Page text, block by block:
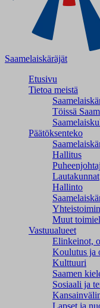
Saamelaiskäräjät
Etusivu
Tietoa meistä
Töissä
Päätöksenteko
Hallitus
Lautakunnat
Hallinto
Muut
Vastuualueet
Elinkeinot,
Koulutus ja
Kulttuuri
Saamen
Sosiaali ja
Lapset ja